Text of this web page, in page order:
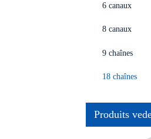
6 canaux
8 canaux
9 chaînes
18 chaînes
Produits